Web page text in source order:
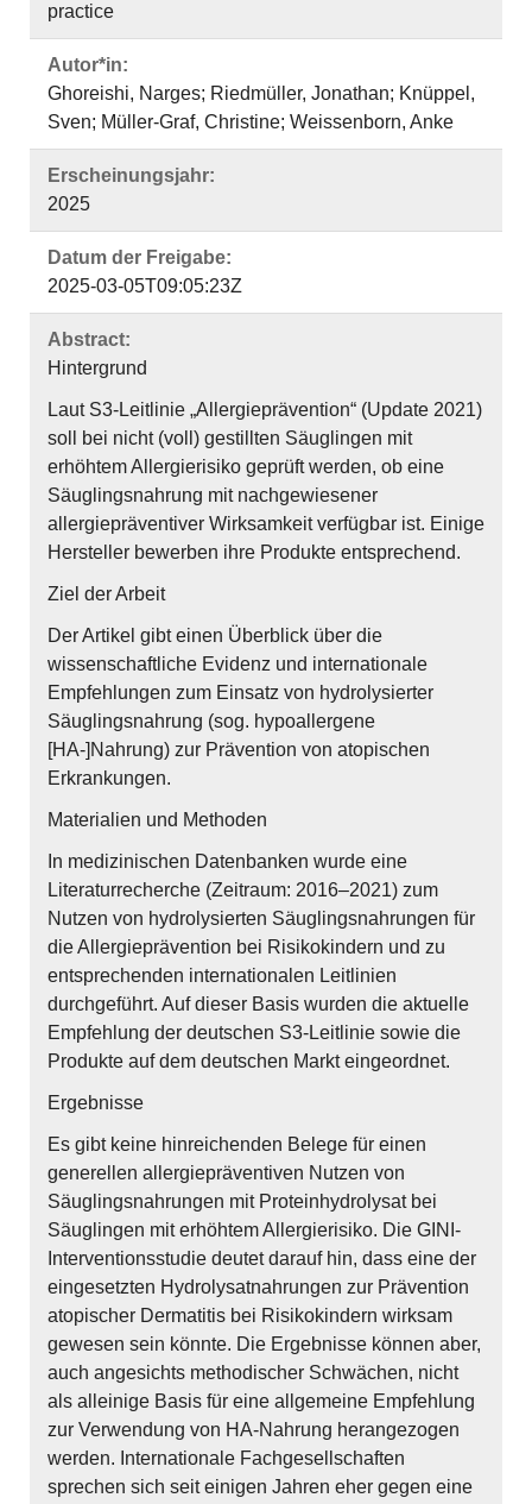
practice
Autor*in:
Ghoreishi, Narges; Riedmüller, Jonathan; Knüppel,
Sven; Müller-Graf, Christine; Weissenborn, Anke
Erscheinungsjahr:
2025
Datum der Freigabe:
2025-03-05T09:05:23Z
Abstract:
Hintergrund
Laut S3-Leitlinie „Allergieprävention“ (Update 2021)
soll bei nicht (voll) gestillten Säuglingen mit
erhöhtem Allergierisiko geprüft werden, ob eine
Säuglingsnahrung mit nachgewiesener
allergiepräventiver Wirksamkeit verfügbar ist. Einige
Hersteller bewerben ihre Produkte entsprechend.
Ziel der Arbeit
Der Artikel gibt einen Überblick über die
wissenschaftliche Evidenz und internationale
Empfehlungen zum Einsatz von hydrolysierter
Säuglingsnahrung (sog. hypoallergene
[HA-]Nahrung) zur Prävention von atopischen
Erkrankungen.
Materialien und Methoden
In medizinischen Datenbanken wurde eine
Literaturrecherche (Zeitraum: 2016–2021) zum
Nutzen von hydrolysierten Säuglingsnahrungen für
die Allergieprävention bei Risikokindern und zu
entsprechenden internationalen Leitlinien
durchgeführt. Auf dieser Basis wurden die aktuelle
Empfehlung der deutschen S3-Leitlinie sowie die
Produkte auf dem deutschen Markt eingeordnet.
Ergebnisse
Es gibt keine hinreichenden Belege für einen
generellen allergiepräventiven Nutzen von
Säuglingsnahrungen mit Proteinhydrolysat bei
Säuglingen mit erhöhtem Allergierisiko. Die GINI-
Interventionsstudie deutet darauf hin, dass eine der
eingesetzten Hydrolysatnahrungen zur Prävention
atopischer Dermatitis bei Risikokindern wirksam
gewesen sein könnte. Die Ergebnisse können aber,
auch angesichts methodischer Schwächen, nicht
als alleinige Basis für eine allgemeine Empfehlung
zur Verwendung von HA-Nahrung herangezogen
werden. Internationale Fachgesellschaften
sprechen sich seit einigen Jahren eher gegen eine